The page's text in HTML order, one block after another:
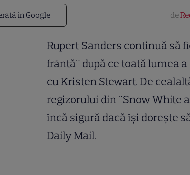
în Google de
Rupert Sanders continuă să
frântă" după ce toată lumea
cu Kristen Stewart. De
regizorului din "Snow White
încă sigură dacă îşi doreşte
Daily Mail.